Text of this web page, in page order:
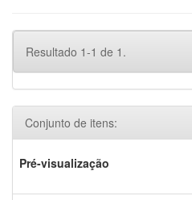
Resultado 1-1 de 1.
Conjunto de itens:
Pré-visualização